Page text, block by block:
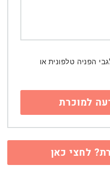
הפניה טלפונית או
לחצי כאן